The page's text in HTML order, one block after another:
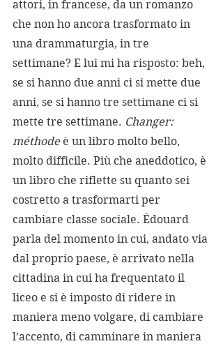
attori, in francese, da un romanzo
che non ho ancora trasformato in
una drammaturgia, in tre
settimane? E lui mi ha risposto: beh,
se si hanno due anni ci si mette due
anni, se si hanno tre settimane ci si
mette tre settimane. Changer:
méthode è un libro molto bello,
molto difficile. Più che aneddotico, è
un libro che riflette su quanto sei
costretto a trasformarti per
cambiare classe sociale. Édouard
parla del momento in cui, andato via
dal proprio paese, è arrivato nella
cittadina in cui ha frequentato il
liceo e si è imposto di ridere in
maniera meno volgare, di cambiare
l’accento, di camminare in maniera